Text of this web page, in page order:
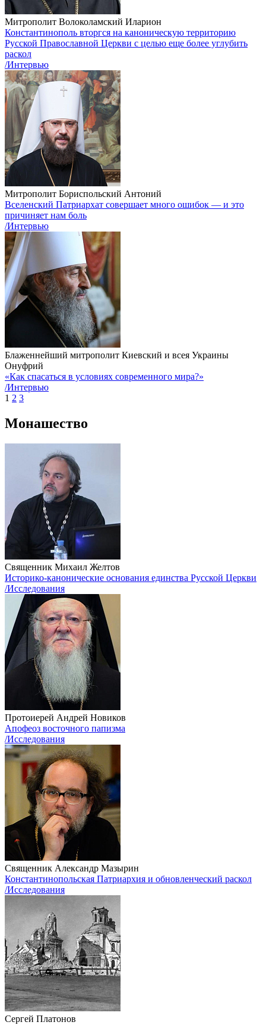
Митрополит Волоколамский Иларион
Константинополь вторгся на каноническую территорию
Русской Православной Церкви с целью еще более углубить
раскол
/Интервью
Митрополит Бориспольский Антоний
Вселенский Патриархат совершает много ошибок — и это
причиняет нам боль
/Интервью
Блаженнейший митрополит Киевский и всея Украины
Онуфрий
«Как спасаться в условиях современного мира?»
/Интервью
1 2 3
Монашество
Священник Михаил Желтов
Историко-канонические основания единства Русской Церкви
/Исследования
Протоиерей Андрей Новиков
Апофеоз восточного папизма
/Исследования
Священник Александр Мазырин
Константинопольская Патриархия и обновленческий раскол
/Исследования
Сергей Платонов